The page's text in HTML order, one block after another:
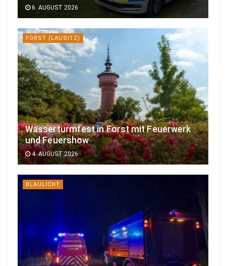
6. AUGUST 2026
FORST (LAUSITZ)
Wasserturmfest in Forst mit Feuerwerk
und Feuershow
4. AUGUST 2026
BLAULICHT